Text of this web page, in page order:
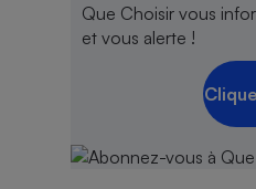
Que Choisir vous
et vous alerte !